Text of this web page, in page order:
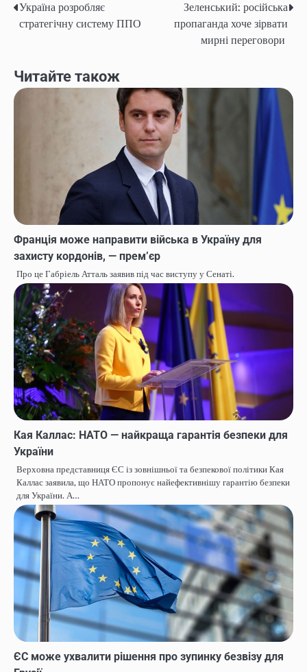
Навігація
записів
Україна розробляє
стратегічну систему ППО
Зеленський: російська
пропаганда хоче зірвати
мирні переговори
Читайте також
Франція може направити війська в Україну для
захисту кордонів, — прем’єр
Про це Габріель Атталь заявив під час виступу у Сенаті.
Кая Каллас: НАТО — найкраща гарантія безпеки для
України
Верховна представниця ЄС із зовнішньої та безпекової політики Кая
Каллас заявила, що НАТО пропонує найефективнішу гарантію безпеки
для України. А…
ЄС може ухвалити рішення про зупинку безвізу для